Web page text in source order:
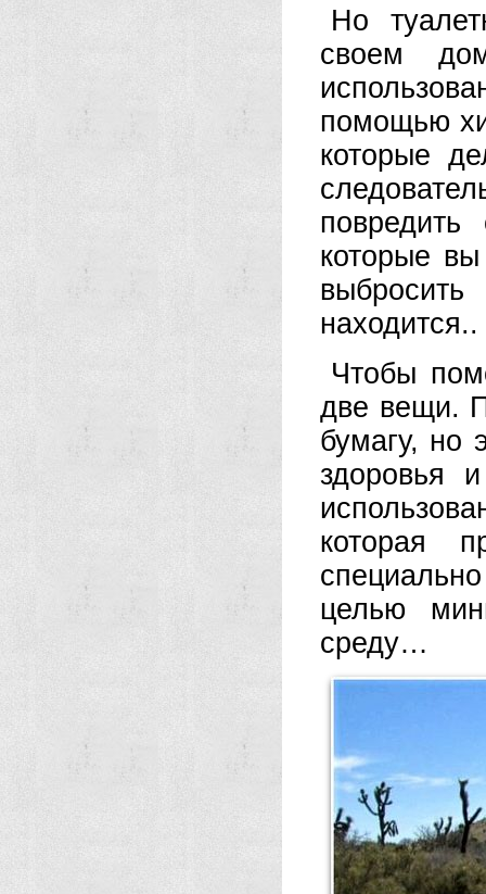
Но
своем
помощью
которые
которые
находится..
Чтобы
две вещи.
бумагу, но
здоровья
которая
целью
среду…